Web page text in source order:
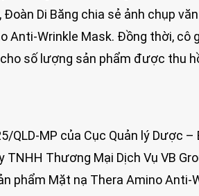
Di Băng chia sẻ ảnh chụp
Anti-Wrinkle Mask. Đồng thời,
số lượng sản phẩm được thu
QLD-MP của Cục Quản lý Dược
TNHH Thương Mại Dịch Vụ VB
phẩm Mặt nạ Thera Amino Anti-